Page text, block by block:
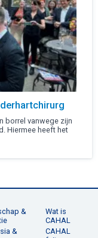
borrel vanwege zijn
Hiermee heeft het
&
&
Wat is
CAHAL
CAHAL